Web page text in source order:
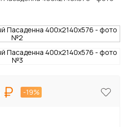
-19%